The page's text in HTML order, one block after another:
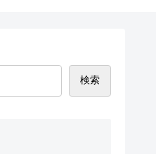
検索